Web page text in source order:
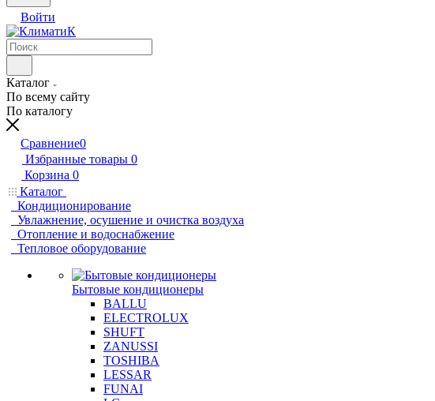
Войти
Каталог
По всему сайту
По каталогу
Сравнение0
Избранные товары 0
Корзина 0
Каталог
Кондиционирование
Увлажнение, осушение и очистка воздуха
Отопление и водоснабжение
Тепловое оборудование
Бытовые кондиционеры
BALLU
ELECTROLUX
SHUFT
ZANUSSI
TOSHIBA
LESSAR
FUNAI